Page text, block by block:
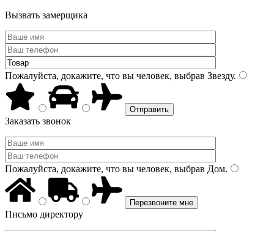
Вызвать замерщика
Пожалуйста, докажите, что вы человек, выбрав Звезду.
Заказать звонок
Пожалуйста, докажите, что вы человек, выбрав Дом.
Письмо директору